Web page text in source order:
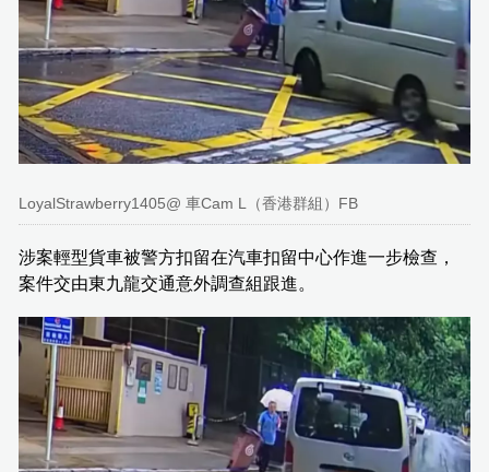
LoyalStrawberry1405@ 車Cam L（香港群組）FB
涉案輕型貨車被警方扣留在汽車扣留中心作進一步檢查，
案件交由東九龍交通意外調查組跟進。